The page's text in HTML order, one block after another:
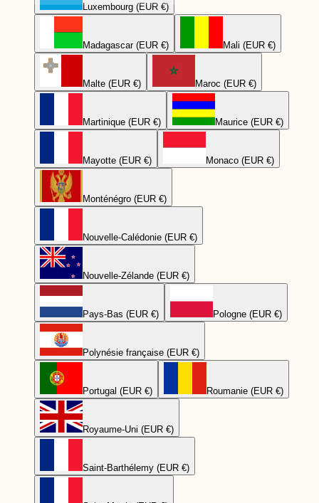
Luxembourg (EUR €)
Madagascar (EUR €) Mali (EUR €)
Malte (EUR €) Maroc (EUR €)
Martinique (EUR €) Maurice (EUR €)
Mayotte (EUR €) Monaco (EUR €)
Monténégro (EUR €)
Nouvelle-Calédonie (EUR €)
Nouvelle-Zélande (EUR €)
Pays-Bas (EUR €) Pologne (EUR €)
Polynésie française (EUR €)
Portugal (EUR €) Roumanie (EUR €)
Royaume-Uni (EUR €)
Saint-Barthélemy (EUR €)